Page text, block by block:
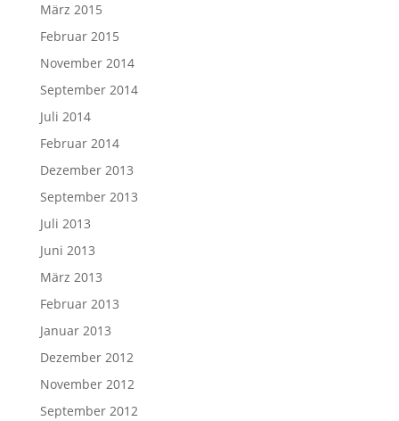
März 2015
Februar 2015
November 2014
September 2014
Juli 2014
Februar 2014
Dezember 2013
September 2013
Juli 2013
Juni 2013
März 2013
Februar 2013
Januar 2013
Dezember 2012
November 2012
September 2012